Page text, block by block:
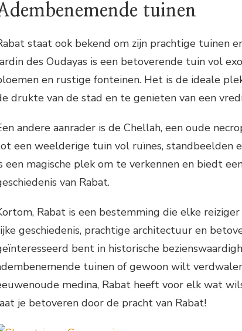
tuinen
staat ook bekend om zijn prachtige tuinen
des Oudayas is een betoverende tuin vol
en rustige fonteinen. Het is de ideale
drukte van de stad en te genieten van een
andere aanrader is de Chellah, een oude
een weelderige tuin vol ruïnes, standbeelden
een magische plek om te verkennen en biedt
van Rabat.
Rabat is een bestemming die elke
geschiedenis, prachtige architectuur en
bent in historische
tuinen of gewoon wilt
medina, Rabat heeft voor elk wat
je betoveren door de pracht van Rabat!